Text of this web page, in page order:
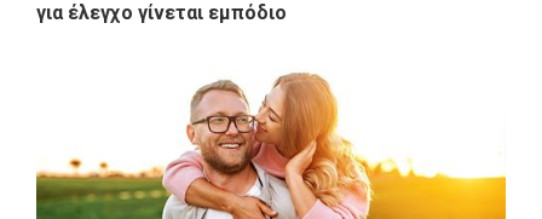
για έλεγχο γίνεται εμπόδιο